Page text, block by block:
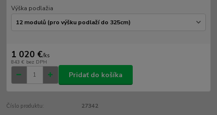
Výška podlažia
1 020 €/ks
843 € bez DPH
Pridať do košíka
Číslo produktu: 27342